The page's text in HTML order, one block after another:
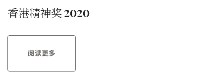
香港精神奖 2020
阅读更多